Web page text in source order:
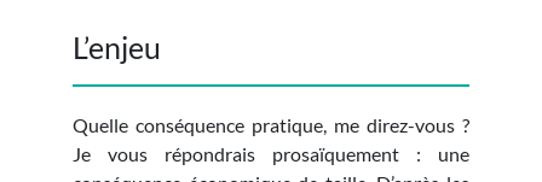
L’enjeu
Quelle conséquence pratique, me direz-vous ?
Je vous répondrais prosaïquement : une